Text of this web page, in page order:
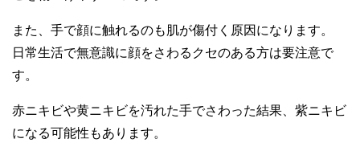
また、手で顔に触れるのも肌が傷付く原因になります。
日常生活で無意識に顔をさわるクセのある方は要注意で
す。
赤ニキビや黄ニキビを汚れた手でさわった結果、紫ニキビ
になる可能性もあります。